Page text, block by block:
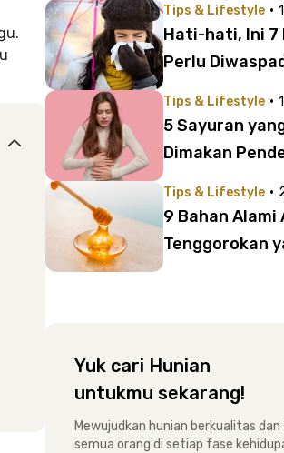
Tips & Lifestyle ·
Hati-hati, Ini 7
Perlu
Tips & Lifestyle ·
5 Sayuran
Dimakan
Tips & Lifestyle ·
9 Bahan Alami
Tenggorokan
Yuk cari Hunian
untukmu sekarang!
Mewujudkan hunian berkualitas
semua orang di setiap fase